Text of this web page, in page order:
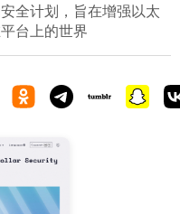
全计划，旨在增强以太
台上的世界